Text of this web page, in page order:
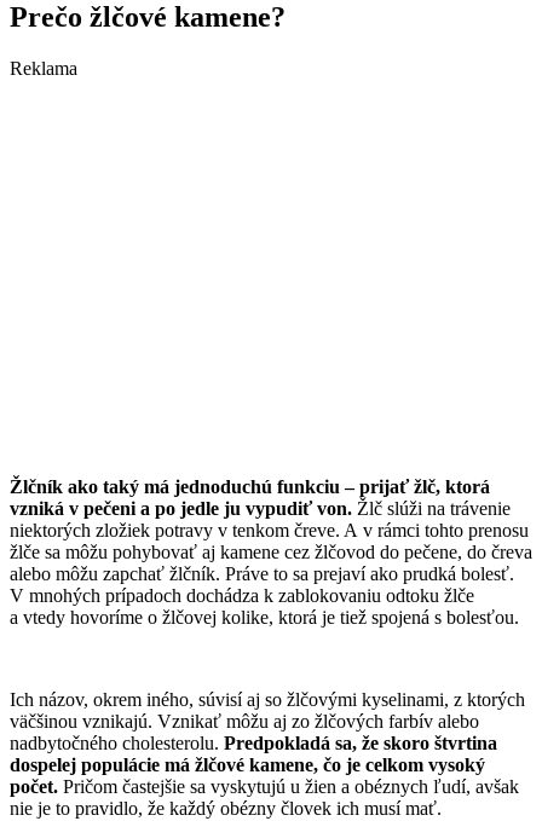
Prečo žlčové kamene?
Reklama
Žlčník ako taký má jednoduchú funkciu – prijať žlč, ktorá
vzniká v pečeni a po jedle ju vypudiť von. Žlč slúži na trávenie
niektorých zložiek potravy v tenkom čreve. A v rámci tohto prenosu
žlče sa môžu pohybovať aj kamene cez žlčovod do pečene, do čreva
alebo môžu zapchať žlčník. Práve to sa prejaví ako prudká bolesť.
V mnohých prípadoch dochádza k zablokovaniu odtoku žlče
a vtedy hovoríme o žlčovej kolike, ktorá je tiež spojená s bolesťou.
Ich názov, okrem iného, súvisí aj so žlčovými kyselinami, z ktorých
väčšinou vznikajú. Vznikať môžu aj zo žlčových farbív alebo
nadbytočného cholesterolu. Predpokladá sa, že skoro štvrtina
dospelej populácie má žlčové kamene, čo je celkom vysoký
počet. Pričom častejšie sa vyskytujú u žien a obéznych ľudí, avšak
nie je to pravidlo, že každý obézny človek ich musí mať.